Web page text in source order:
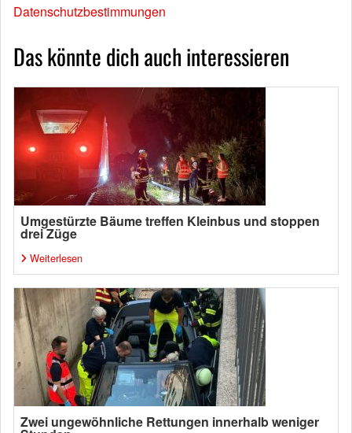
Datenschutzbestimmungen
Das könnte dich auch interessieren
Umgestürzte Bäume treffen Kleinbus und stoppen
drei Züge
Weiterlesen
Zwei ungewöhnliche Rettungen innerhalb weniger